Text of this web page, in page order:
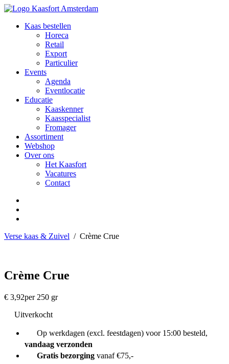
Kaas bestellen
Horeca
Retail
Export
Particulier
Events
Agenda
Eventlocatie
Educatie
Kaaskenner
Kaasspecialist
Fromager
Assortiment
Webshop
Over ons
Het Kaasfort
Vacatures
Contact
Verse kaas & Zuivel /Crème Crue
Crème Crue
€ 3,92per 250 gr
Uitverkocht
Op werkdagen (excl. feestdagen) voor 15:00 besteld,
vandaag verzonden
Gratis bezorging vanaf €75,-